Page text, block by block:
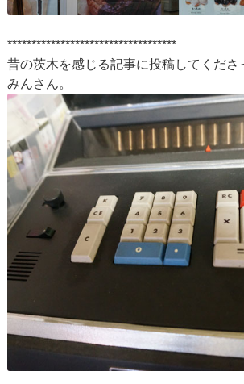
***********************************
昔の茨木を感じる記事に投稿してくださ
みんさん。